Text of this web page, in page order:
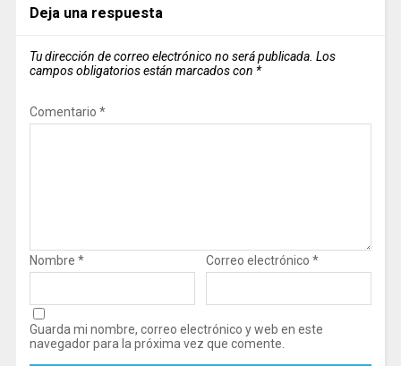
Deja una respuesta
Tu dirección de correo electrónico no será publicada. Los
campos obligatorios están marcados con *
Comentario *
Nombre * Correo electrónico *
Guarda mi nombre, correo electrónico y web en este
navegador para la próxima vez que comente.